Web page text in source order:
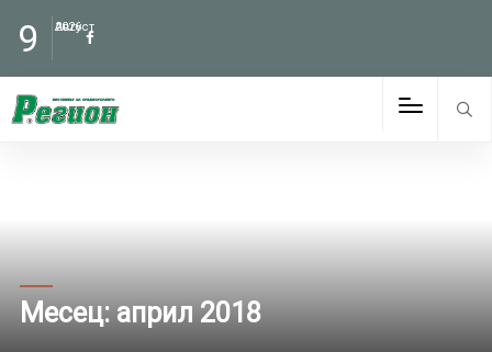
9 Август
2026
Месец:април 2018